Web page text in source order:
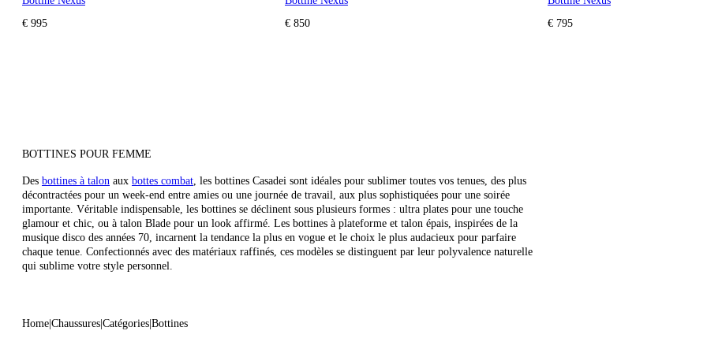
€ 995
€ 850
€ 795
BOTTINES POUR FEMME
Des bottines à talon aux bottes combat , les bottines Casadei sont idéales pour sublimer toutes vos tenues, des plus
décontractées pour un week-end entre amies ou une journée de travail, aux plus sophistiquées pour une soirée
importante. Véritable indispensable, les bottines se déclinent sous plusieurs formes : ultra plates pour une touche
glamour et chic, ou à talon Blade pour un look affirmé. Les bottines à plateforme et talon épais, inspirées de la
musique disco des années 70, incarnent la tendance la plus en vogue et le choix le plus audacieux pour parfaire
chaque tenue. Confectionnés avec des matériaux raffinés, ces modèles se distinguent par leur polyvalence naturelle
qui sublime votre style personnel.
Home Chaussures Catégories Bottines